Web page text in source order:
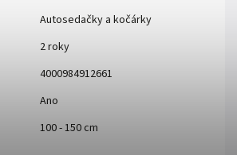
Autosedačky a kočárky
2 roky
4000984912661
Ano
100 - 150 cm